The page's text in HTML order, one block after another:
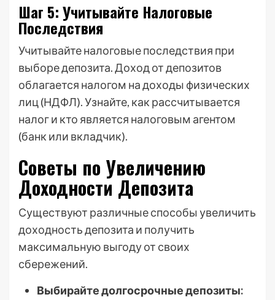
Шаг 5: Учитывайте Налоговые
Последствия
Учитывайте налоговые последствия при
выборе депозита. Доход от депозитов
облагается налогом на доходы физических
лиц (НДФЛ). Узнайте, как рассчитывается
налог и кто является налоговым агентом
(банк или вкладчик).
Советы по Увеличению
Доходности Депозита
Существуют различные способы увеличить
доходность депозита и получить
максимальную выгоду от своих
сбережений.
Выбирайте долгосрочные депозиты: